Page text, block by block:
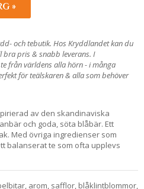
»
och tebutik. Hos Kryddlandet kan du
pris & snabb leverans. I
från världens alla hörn - i många
för teälskaren & alla som behöver
av den skandinaviska
och goda, söta blåbär. Ett
Med övriga ingredienser som
balanserat te som ofta upplevs
arom, safflor, blåklintblommor,